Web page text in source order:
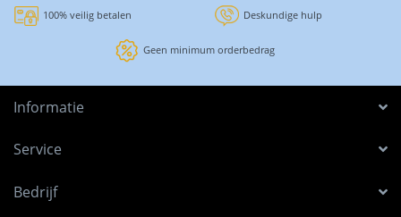
100% veilig betalen Deskundige hulp
Geen minimum orderbedrag
Informatie
Service
Bedrijf